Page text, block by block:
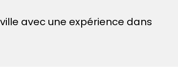
avec une expérience dans